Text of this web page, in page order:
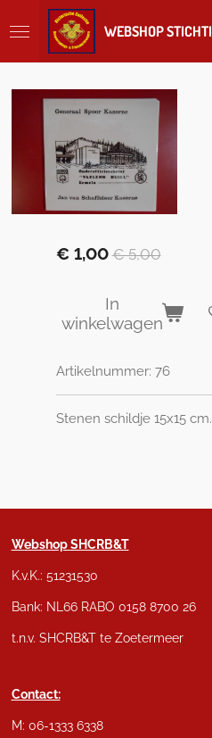
direct
hoofdinhoud
€ 1,00 € 5,00
In
winkelwagen
Artikelnummer: 76
Stenen schildje 15x15 cm.
Webshop SHCRB&T
K.v.K.: 51231530
Bank: NL66 RABO 0158 8700 26
t.n.v. SHCRB&T te Zoetermeer
Contact:
M: 06-1333 6338